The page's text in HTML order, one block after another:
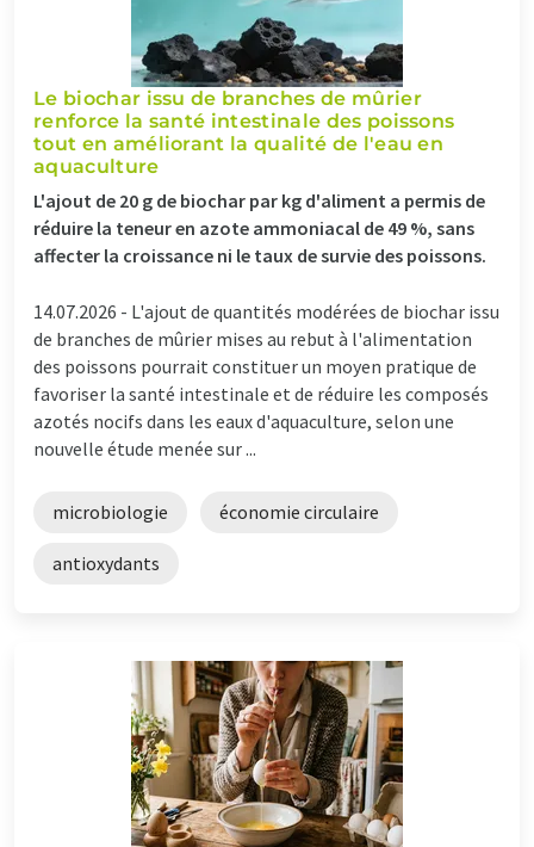
Le biochar issu de branches de mûrier
renforce la santé intestinale des poissons
tout en améliorant la qualité de l'eau en
aquaculture
L'ajout de 20 g de biochar par kg d'aliment a permis de
réduire la teneur en azote ammoniacal de 49 %, sans
affecter la croissance ni le taux de survie des poissons.
14.07.2026 - L'ajout de quantités modérées de biochar issu
de branches de mûrier mises au rebut à l'alimentation
des poissons pourrait constituer un moyen pratique de
favoriser la santé intestinale et de réduire les composés
azotés nocifs dans les eaux d'aquaculture, selon une
nouvelle étude menée sur ...
microbiologie économie circulaire
antioxydants